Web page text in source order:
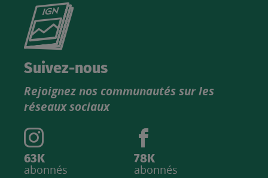
Consultez
catalogue
IGN
Suivez-nous
Rejoignez nos communautés sur les
réseaux sociaux
63K
abonnés
78K
abonnés